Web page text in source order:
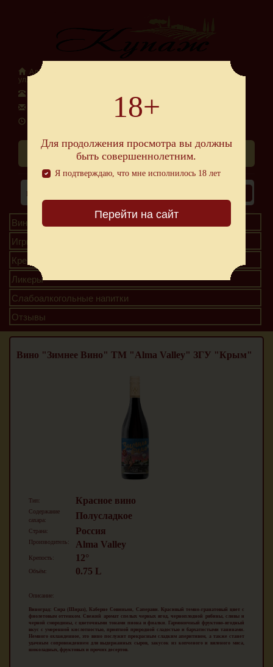
Адрес: 295048 Республика Крым г.Симферополь,
ул.Старозенитная, 5
E-mail: alko.kupazh2020@gmail.com
Схема проезда
18+
Для продолжения просмотра вы должны
быть совершеннолетним.
Я подтверждаю, что мне исполнилось 18 лет
Перейти на сайт
Вина
Игристые вина
Крепкие напитки
Ликеры
Слабоалкогольные напитки
Отзывы
Вино "Зимнее Вино" ТМ "Alma Valley" ЗГУ "Крым"
Тип: Красное вино
Содержание
сахара:
Полусладкое
Страна: Россия
Производитель: Alma Valley
Крепость: 12°
Объём: 0.75 L
Описание:
Виноград: Сира (Шираз), Каберне Совиньон, Саперави. Красивый темно-гранатовый цвет с
фиолетовым оттенком. Свежий аромат спелых черных ягод, черноплодной рябины, сливы и
черной смородины, с цветочными тонами пиона и фиалки. Гармоничный фруктово-ягодный
вкус с умеренной кислотностью, приятной природной сладостью и бархатистыми танинами.
Немного охлажденное, это вино послужит прекрасным сладким аперитивом, а также станет
удачным сопровождением для выдержанных сыров, закусок из копченого и вяленого мяса,
шоколадных, фруктовых и прочих десертов.